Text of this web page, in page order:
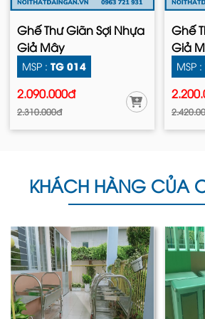
Ghế Thư Giãn Sợi Nhựa
Giả Mây
MSP : TG 014
2.090.000đ
2.310.000đ
Ghế
Giả
MSP :
KHÁCH HÀNG CỦA